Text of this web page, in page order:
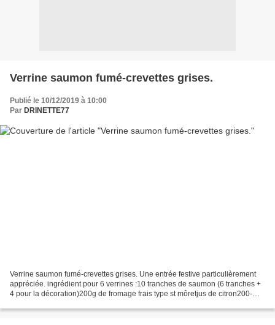
Verrine saumon fumé-crevettes grises.
Publié le 10/12/2019 à 10:00
Par DRINETTE77
Verrine saumon fumé-crevettes grises. Une entrée festive particulièrement
appréciée. ingrédient pour 6 verrines :10 tranches de saumon (6 tranches +
4 pour la décoration)200g de fromage frais type st môretjus de citron200-